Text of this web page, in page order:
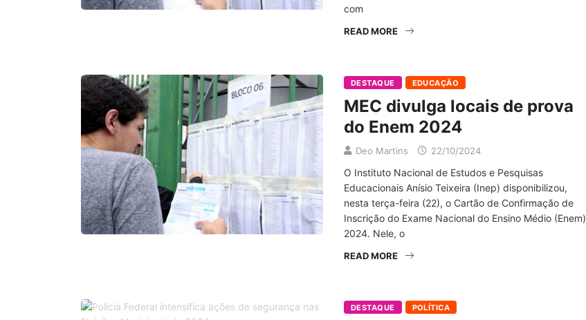
com
READ MORE
DESTAQUE EDUCAÇÃO
MEC divulga locais de prova
do Enem 2024
Deo Martins 22/10/2024
O Instituto Nacional de Estudos e Pesquisas
Educacionais Anísio Teixeira (Inep) disponibilizou,
nesta terça-feira (22), o Cartão de Confirmação de
Inscrição do Exame Nacional do Ensino Médio (Enem)
2024. Nele, o
READ MORE
DESTAQUE POLÍTICA